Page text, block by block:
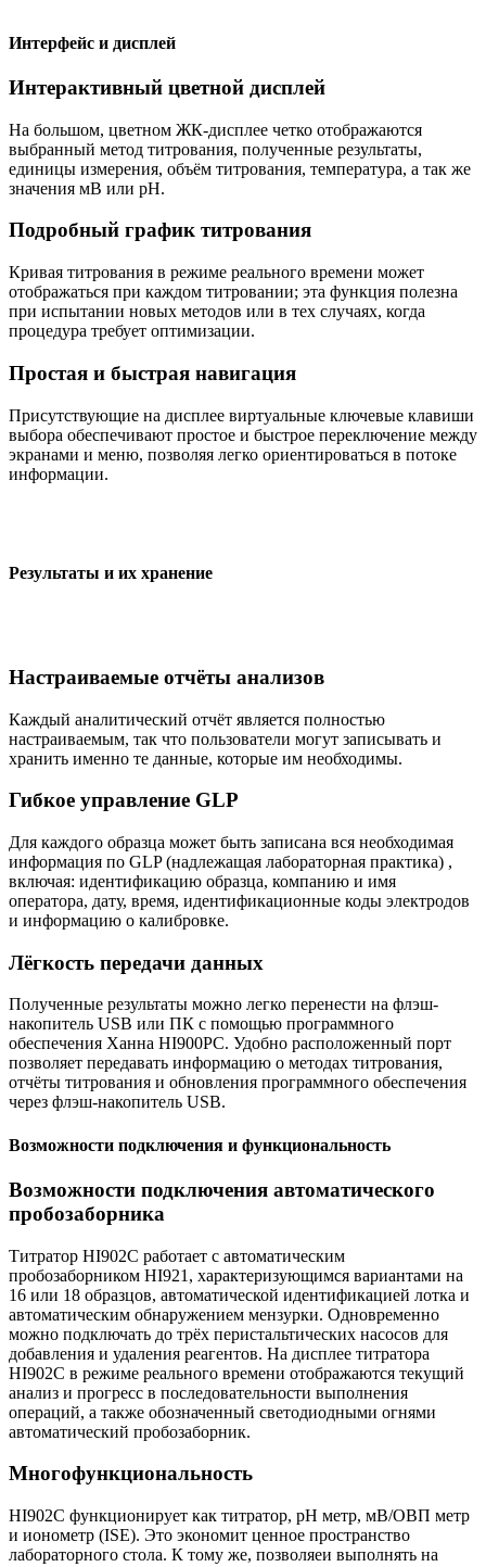
Интерфейс и дисплей
Интерактивный цветной дисплей
На большом, цветном ЖК-дисплее четко отображаются
выбранный метод титрования, полученные результаты,
единицы измерения, объём титрования, температура, а так же
значения мВ или рН.
Подробный график титрования
Кривая титрования в режиме реального времени может
отображаться при каждом титровании; эта функция полезна
при испытании новых методов или в тех случаях, когда
процедура требует оптимизации.
Простая и быстрая навигация
Присутствующие на дисплее виртуальные ключевые клавиши
выбора обеспечивают простое и быстрое переключение между
экранами и меню, позволяя легко ориентироваться в потоке
информации.
Результаты и их хранение
Настраиваемые отчёты анализов
Каждый аналитический отчёт является полностью
настраиваемым, так что пользователи могут записывать и
хранить именно те данные, которые им необходимы.
Гибкое управление GLP
Для каждого образца может быть записана вся необходимая
информация по GLP (надлежащая лабораторная практика) ,
включая: идентификацию образца, компанию и имя
оператора, дату, время, идентификационные коды электродов
и информацию о калибровке.
Лёгкость передачи данных
Полученные результаты можно легко перенести на флэш-
накопитель USB или ПК с помощью программного
обеспечения Ханна HI900PC. Удобно расположенный порт
позволяет передавать информацию о методах титрования,
отчёты титрования и обновления программного обеспечения
через флэш-накопитель USB.
Возможности подключения и функциональность
Возможности подключения автоматического
пробозаборника
Титратор HI902C работает с автоматическим
пробозаборником HI921, характеризующимся вариантами на
16 или 18 образцов, автоматической идентификацией лотка и
автоматическим обнаружением мензурки. Одновременно
можно подключать до трёх перистальтических насосов для
добавления и удаления реагентов. На дисплее титратора
HI902C в режиме реального времени отображаются текущий
анализ и прогресс в последовательности выполнения
операций, а также обозначенный светодиодными огнями
автоматический пробозаборник.
Многофункциональность
HI902C функционирует как титратор, рН метр, мВ/ОВП метр
и ионометр (ISE). Это экономит ценное пространство
лабораторного стола. К тому же, позволяеи выполнять на